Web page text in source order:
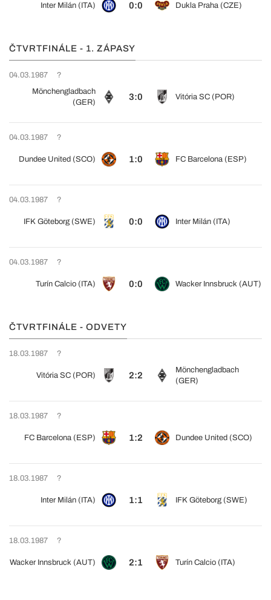
Inter Milán (ITA) 0:0 Dukla Praha (CZE)
ČTVRTFINÁLE - 1. ZÁPASY
04.03.1987
?
Mönchengladbach
(GER)
3:0 Vitória SC (POR)
04.03.1987 ?
Dundee United (SCO) 1:0 FC Barcelona (ESP)
04.03.1987 ?
IFK Göteborg (SWE) 0:0 Inter Milán (ITA)
04.03.1987 ?
Turín Calcio (ITA) 0:0 Wacker Innsbruck (AUT)
ČTVRTFINÁLE - ODVETY
18.03.1987 ?
Vitória SC (POR) 2:2
Mönchengladbach
(GER)
18.03.1987 ?
FC Barcelona (ESP) 1:2 Dundee United (SCO)
18.03.1987 ?
Inter Milán (ITA) 1:1 IFK Göteborg (SWE)
18.03.1987 ?
Wacker Innsbruck (AUT) 2:1 Turín Calcio (ITA)